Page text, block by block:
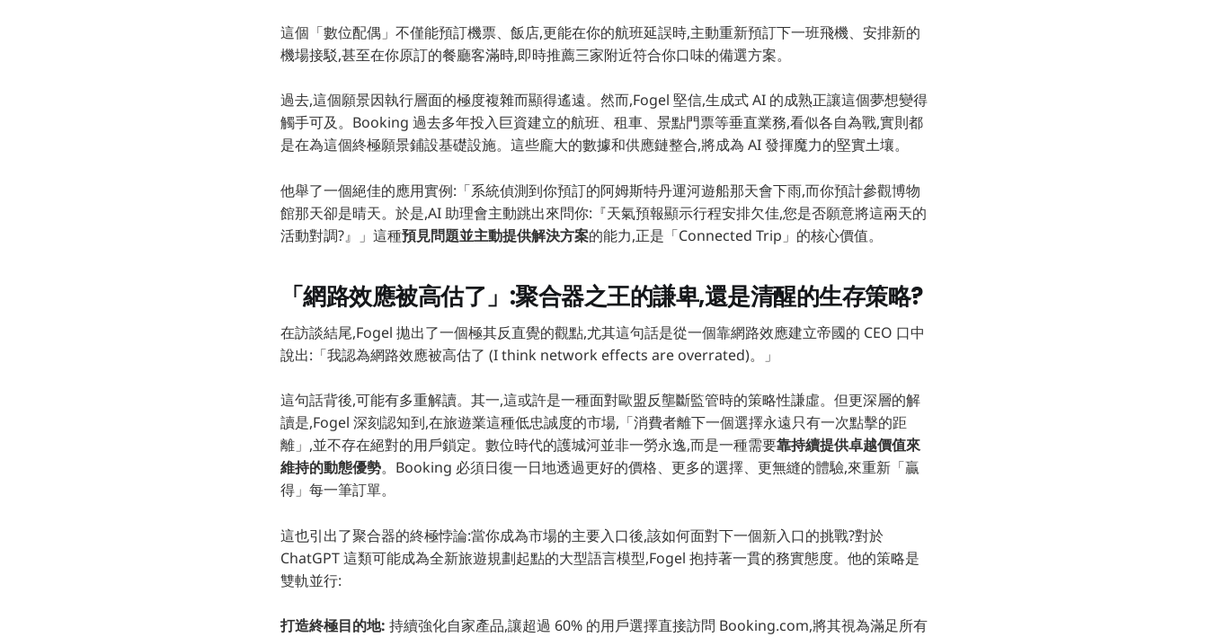
這個「數位配偶」不僅能預訂機票、飯店,更能在你的航班延誤時,主動重新預訂下一班飛機、安排新的
機場接駁,甚至在你原訂的餐廳客滿時,即時推薦三家附近符合你口味的備選方案。
過去,這個願景因執行層面的極度複雜而顯得遙遠。然而,Fogel 堅信,生成式 AI 的成熟正讓這個夢想變得
觸手可及。Booking 過去多年投入巨資建立的航班、租車、景點門票等垂直業務,看似各自為戰,實則都
是在為這個終極願景鋪設基礎設施。這些龐大的數據和供應鏈整合,將成為 AI 發揮魔力的堅實土壤。
他舉了一個絕佳的應用實例:「系統偵測到你預訂的阿姆斯特丹運河遊船那天會下雨,而你預計參觀博物
館那天卻是晴天。於是,AI 助理會主動跳出來問你:『天氣預報顯示行程安排欠佳,您是否願意將這兩天的
活動對調?』」這種預見問題並主動提供解決方案的能力,正是「Connected Trip」的核心價值。
「網路效應被高估了」:聚合器之王的謙卑,還是清醒的生存策略?
在訪談結尾,Fogel 拋出了一個極其反直覺的觀點,尤其這句話是從一個靠網路效應建立帝國的 CEO 口中
說出:「我認為網路效應被高估了 (I think network effects are overrated)。」
這句話背後,可能有多重解讀。其一,這或許是一種面對歐盟反壟斷監管時的策略性謙虛。但更深層的解
讀是,Fogel 深刻認知到,在旅遊業這種低忠誠度的市場,「消費者離下一個選擇永遠只有一次點擊的距
離」,並不存在絕對的用戶鎖定。數位時代的護城河並非一勞永逸,而是一種需要靠持續提供卓越價值來
維持的動態優勢。Booking 必須日復一日地透過更好的價格、更多的選擇、更無縫的體驗,來重新「贏
得」每一筆訂單。
這也引出了聚合器的終極悖論:當你成為市場的主要入口後,該如何面對下一個新入口的挑戰?對於
ChatGPT 這類可能成為全新旅遊規劃起點的大型語言模型,Fogel 抱持著一貫的務實態度。他的策略是
雙軌並行:
打造終極目的地: 持續強化自家產品,讓超過 60% 的用戶選擇直接訪問 Booking.com,將其視為滿足所有